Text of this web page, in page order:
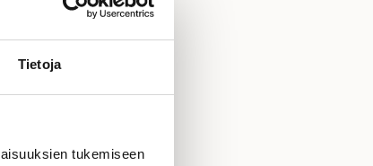
Tietoja
tukemiseen